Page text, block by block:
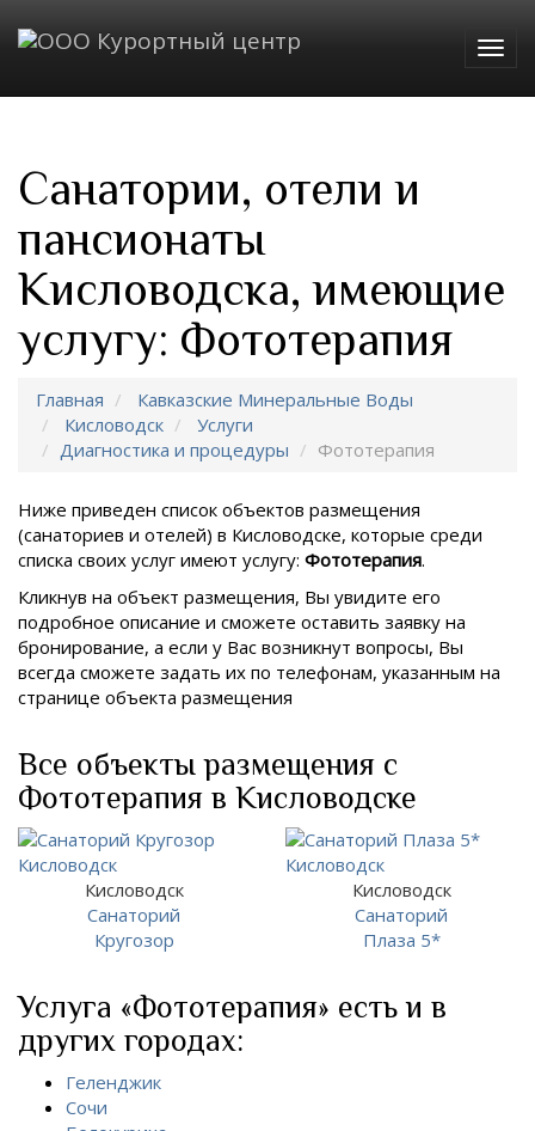
Санатории, отели и
пансионаты
Кисловодска, имеющие
услугу: Фототерапия
Главная
Кавказские Минеральные Воды
Кисловодск
Услуги
Диагностика и процедуры
Фототерапия
Ниже приведен список объектов размещения
(санаториев и отелей) в Кисловодске, которые среди
списка своих услуг имеют услугу: Фототерапия.
Кликнув на объект размещения, Вы увидите его
подробное описание и сможете оставить заявку на
бронирование, а если у Вас возникнут вопросы, Вы
всегда сможете задать их по телефонам, указанным на
странице объекта размещения
Все объекты размещения с
Фототерапия в Кисловодске
Кисловодск
Санаторий
Кругозор
Кисловодск
Санаторий
Плаза 5*
Услуга «Фототерапия» есть и в
других городах:
Геленджик
Сочи